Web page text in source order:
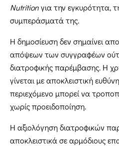
Nutritionγια την εγκυρότητα,
συμπεράσματά της.
Η δημοσίευση δεν σημαίνει
απόψεων των συγγραφέων
διατροφικής παρέμβασης. Η
γίνεται με αποκλειστική
περιεχόμενο μπορεί να
χωρίς προειδοποίηση.
Η αξιολόγηση διατροφικών
αποκλειστικά σε αρμόδιους